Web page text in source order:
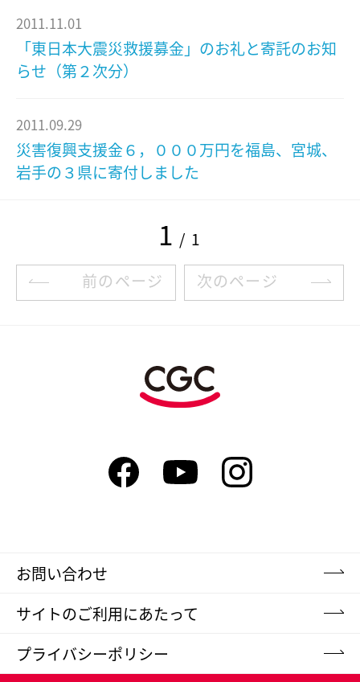
2011.11.01
「東日本大震災救援募金」のお礼と寄託のお知
らせ（第２次分）
2011.09.29
災害復興支援金６，０００万円を福島、宮城、
岩手の３県に寄付しました
前のページ
1 / 1
次のページ
お問い合わせ
サイトのご利用にあたって
プライバシーポリシー